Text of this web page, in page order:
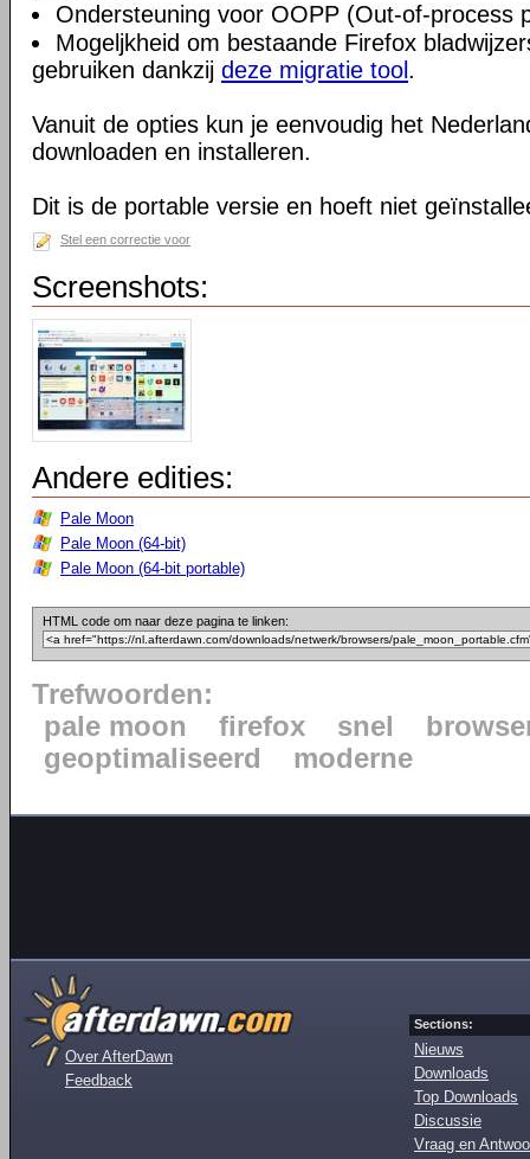
Ondersteuning voor OOPP (Out-of-process
Mogeljkheid om bestaande Firefox
gebruiken dankzij deze migratie tool .
Vanuit de opties kun je eenvoudig het
downloaden en installeren.
Dit is de portable versie en hoeft niet
Stel een correctie voor
Screenshots:
Andere edities:
Pale Moon
Pale Moon (64-bit)
Pale Moon (64-bit portable)
HTML code om naar deze pagina te linken:
Trefwoorden:
pale moon
firefox snel
geoptimaliseerd
moderne
Over AfterDawn
Feedback
Sections:
Nieuws
Downloads
Top Downloads
Discussie
Vraag en